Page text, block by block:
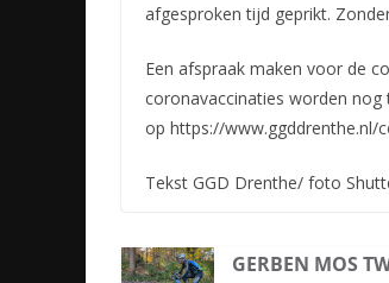
afgesproken tijd geprikt.
Een afspraak maken voor de
coronavaccinaties worden
op https://www.ggddrenthe.nl/
Tekst GGD Drenthe/ foto
GERBEN MOS